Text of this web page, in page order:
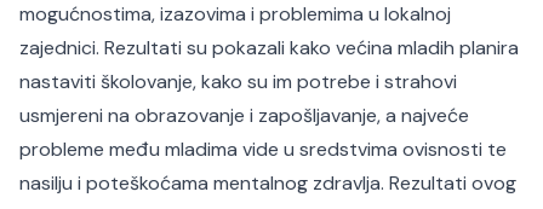
mogućnostima, izazovima i problemima u lokalnoj
zajednici. Rezultati su pokazali kako većina mladih planira
nastaviti školovanje, kako su im potrebe i strahovi
usmjereni na obrazovanje i zapošljavanje, a najveće
probleme među mladima vide u sredstvima ovisnosti te
nasilju i poteškoćama mentalnog zdravlja. Rezultati ovog